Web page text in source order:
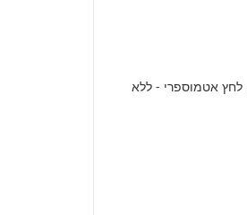
טמפרטורה ללא שינוי, בהיר, רוח זעיר - 4.8 מ"ש. לחץ אטמוספרי - ללא